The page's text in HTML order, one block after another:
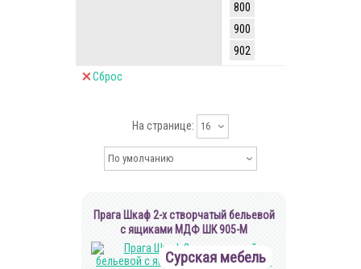
800
900
902
Сброс
На странице: 16
По умолчанию
Прага Шкаф 2-х створчатый бельевой
с ящиками МДФ ШК 905-М
Сурская мебель